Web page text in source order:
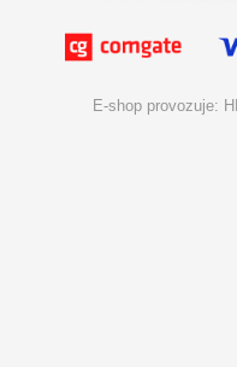
E-shop provozuje: